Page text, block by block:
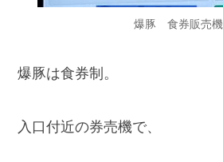
爆豚 食券販売機
爆豚は食券制。
入口付近の券売機で、